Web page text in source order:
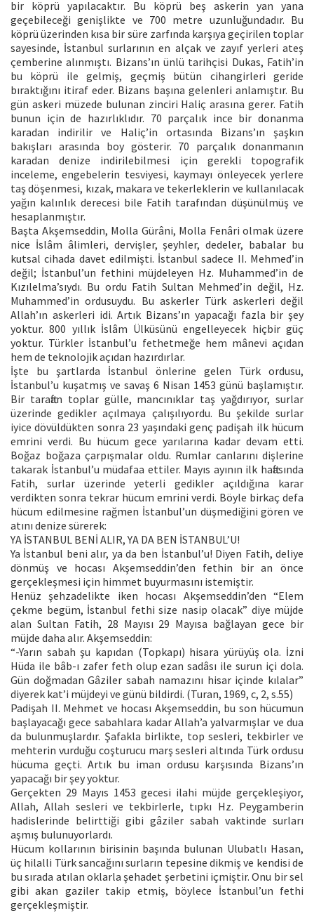
bir köprü yapılacaktır. Bu köprü beş askerin yan yana
geçebileceği genişlikte ve 700 metre uzunluğundadır. Bu
köprü üzerinden kısa bir süre zarfında karşıya geçirilen toplar
sayesinde, İstanbul surlarının en alçak ve zayıf yerleri ateş
çemberine alınmıştı. Bizans’ın ünlü tarihçisi Dukas, Fatih’in
bu köprü ile gelmiş, geçmiş bütün cihangirleri geride
bıraktığını itiraf eder. Bizans başına gelenleri anlamıştır. Bu
gün askeri müzede bulunan zinciri Haliç arasına gerer. Fatih
bunun için de hazırlıklıdır. 70 parçalık ince bir donanma
karadan indirilir ve Haliç’in ortasında Bizans’ın şaşkın
bakışları arasında boy gösterir. 70 parçalık donanmanın
karadan denize indirilebilmesi için gerekli topografik
inceleme, engebelerin tesviyesi, kaymayı önleyecek yerlere
taş döşenmesi, kızak, makara ve tekerleklerin ve kullanılacak
yağın kalınlık derecesi bile Fatih tarafından düşünülmüş ve
hesaplanmıştır.
Başta Akşemseddin, Molla Gürâni, Molla Fenâri olmak üzere
nice İslâm âlimleri, dervişler, şeyhler, dedeler, babalar bu
kutsal cihada davet edilmişti. İstanbul sadece II. Mehmed’in
değil; İstanbul’un fethini müjdeleyen Hz. Muhammed’in de
Kızılelma’sıydı. Bu ordu Fatih Sultan Mehmed’in değil, Hz.
Muhammed’in ordusuydu. Bu askerler Türk askerleri değil
Allah’ın askerleri idi. Artık Bizans’ın yapacağı fazla bir şey
yoktur. 800 yıllık İslâm Ülküsünü engelleyecek hiçbir güç
yoktur. Türkler İstanbul’u fethetmeğe hem mânevi açıdan
hem de teknolojik açıdan hazırdırlar.
İşte bu şartlarda İstanbul önlerine gelen Türk ordusu,
İstanbul’u kuşatmış ve savaş 6 Nisan 1453 günü başlamıştır.
Bir taraftan toplar gülle, mancınıklar taş yağdırıyor, surlar
üzerinde gedikler açılmaya çalışılıyordu. Bu şekilde surlar
iyice dövüldükten sonra 23 yaşındaki genç padişah ilk hücum
emrini verdi. Bu hücum gece yarılarına kadar devam etti.
Boğaz boğaza çarpışmalar oldu. Rumlar canlarını dişlerine
takarak İstanbul’u müdafaa ettiler. Mayıs ayının ilk haftasında
Fatih, surlar üzerinde yeterli gedikler açıldığına karar
verdikten sonra tekrar hücum emrini verdi. Böyle birkaç defa
hücum edilmesine rağmen İstanbul’un düşmediğini gören ve
atını denize sürerek:
YA İSTANBUL BENİ ALIR, YA DA BEN İSTANBUL’U!
Ya İstanbul beni alır, ya da ben İstanbul’u! Diyen Fatih, deliye
dönmüş ve hocası Akşemseddin’den fethin bir an önce
gerçekleşmesi için himmet buyurmasını istemiştir.
Henüz şehzadelikte iken hocası Akşemseddin’den “Elem
çekme begüm, İstanbul fethi size nasip olacak” diye müjde
alan Sultan Fatih, 28 Mayısı 29 Mayısa bağlayan gece bir
müjde daha alır. Akşemseddin:
“-Yarın sabah şu kapıdan (Topkapı) hisara yürüyüş ola. İzni
Hüda ile bâb-ı zafer feth olup ezan sadâsı ile surun içi dola.
Gün doğmadan Gâziler sabah namazını hisar içinde kılalar”
diyerek kat’i müjdeyi ve günü bildirdi. (Turan, 1969, c, 2, s.55)
Padişah II. Mehmet ve hocası Akşemseddin, bu son hücumun
başlayacağı gece sabahlara kadar Allah’a yalvarmışlar ve dua
da bulunmuşlardır. Şafakla birlikte, top sesleri, tekbirler ve
mehterin vurduğu coşturucu marş sesleri altında Türk ordusu
hücuma geçti. Artık bu iman ordusu karşısında Bizans’ın
yapacağı bir şey yoktur.
Gerçekten 29 Mayıs 1453 gecesi ilahi müjde gerçekleşiyor,
Allah, Allah sesleri ve tekbirlerle, tıpkı Hz. Peygamberin
hadislerinde belirttiği gibi gâziler sabah vaktinde surları
aşmış bulunuyorlardı.
Hücum kollarının birisinin başında bulunan Ulubatlı Hasan,
üç hilalli Türk sancağını surların tepesine dikmiş ve kendisi de
bu sırada atılan oklarla şehadet şerbetini içmiştir. Onu bir sel
gibi akan gaziler takip etmiş, böylece İstanbul’un fethi
gerçekleşmiştir.